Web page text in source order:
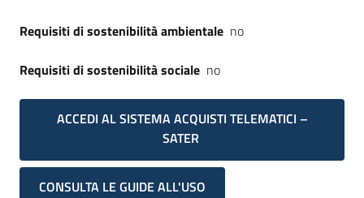
Requisiti di sostenibilità ambientale no
Requisiti di sostenibilità sociale no
ACCEDI AL SISTEMA ACQUISTI TELEMATICI –
SATER
CONSULTA LE GUIDE ALL'USO